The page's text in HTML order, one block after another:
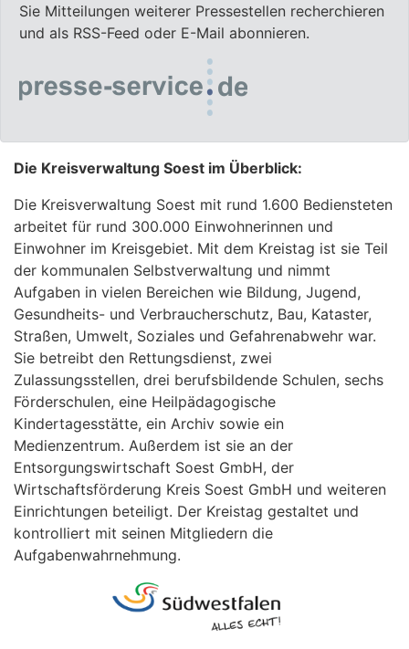
Sie Mitteilungen weiterer Pressestellen recherchieren
und als RSS-Feed oder E-Mail abonnieren.
Die Kreisverwaltung Soest im Überblick:
Die Kreisverwaltung Soest mit rund 1.600 Bediensteten
arbeitet für rund 300.000 Einwohnerinnen und
Einwohner im Kreisgebiet. Mit dem Kreistag ist sie Teil
der kommunalen Selbstverwaltung und nimmt
Aufgaben in vielen Bereichen wie Bildung, Jugend,
Gesundheits- und Verbraucherschutz, Bau, Kataster,
Straßen, Umwelt, Soziales und Gefahrenabwehr war.
Sie betreibt den Rettungsdienst, zwei
Zulassungsstellen, drei berufsbildende Schulen, sechs
Förderschulen, eine Heilpädagogische
Kindertagesstätte, ein Archiv sowie ein
Medienzentrum. Außerdem ist sie an der
Entsorgungswirtschaft Soest GmbH, der
Wirtschaftsförderung Kreis Soest GmbH und weiteren
Einrichtungen beteiligt. Der Kreistag gestaltet und
kontrolliert mit seinen Mitgliedern die
Aufgabenwahrnehmung.